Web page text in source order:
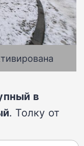
в
. Толку от